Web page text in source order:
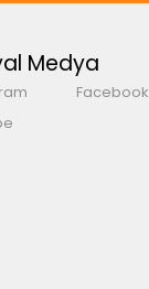
Medya
Facebook